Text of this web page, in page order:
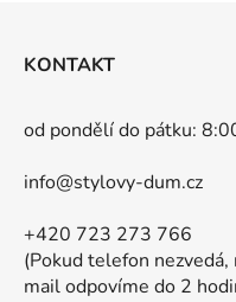
KONTAKT
od pondělí do pátku:
info@stylovy-dum.cz
+420 723 273 766
(Pokud telefon
mail odpovíme do 2